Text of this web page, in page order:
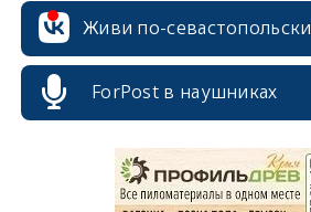
Живи по-севастопольски
ForPost в наушниках